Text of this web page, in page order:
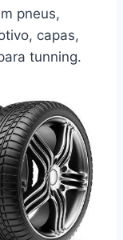
pneus,
capas,
tunning.